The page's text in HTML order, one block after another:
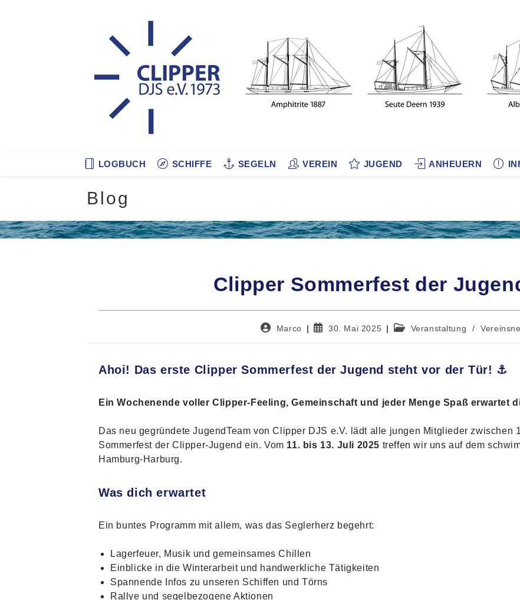
LOGBUCH SCHIFFE SEGELN VEREIN JUGEND ANHEUERN
Blog
Clipper Sommerfest der
Beitrags-
Marco
Beitrag30. Mai 2025
Beitrags-Veranstaltung /
Ahoi! Das erste Clipper Sommerfest der Jugend steht vor der Tür! ⚓
Ein Wochenende voller Clipper-Feeling, Gemeinschaft und jeder Menge Spaß erwartet
Das neu gegründete JugendTeam von Clipper DJS e.V. lädt alle jungen Mitglieder zwischen
Sommerfest der Clipper-Jugend ein. Vom 11. bis 13. Juli 2025 treffen wir uns auf dem
Hamburg-Harburg.
Was dich erwartet
Ein buntes Programm mit allem, was das Seglerherz begehrt:
Lagerfeuer, Musik und gemeinsames Chillen
Einblicke in die Winterarbeit und handwerkliche Tätigkeiten
Spannende Infos zu unseren Schiffen und Törns
Rallye und segelbezogene Aktionen